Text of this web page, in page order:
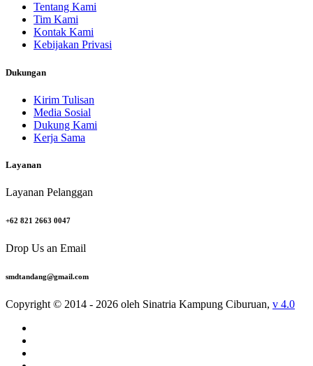
Tentang Kami
Tim Kami
Kontak Kami
Kebijakan Privasi
Dukungan
Kirim Tulisan
Media Sosial
Dukung Kami
Kerja Sama
Layanan
Layanan Pelanggan
+62 821 2663 0047
Drop Us an Email
smdtandang@gmail.com
Copyright © 2014 - 2026 oleh Sinatria Kampung Ciburuan, v 4.0